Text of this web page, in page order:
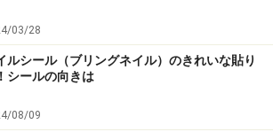
03/28
ルシール（ブリングネイル）のきれいな貼り
シールの向きは
08/09